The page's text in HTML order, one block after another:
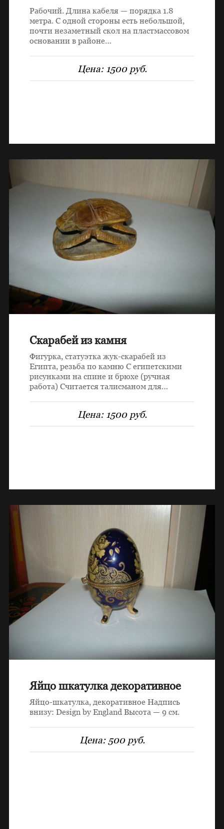
Рабочий. Длина кабеля — порядка 1.8
метра. С одной стороны есть небольшой,
почти незаметный скол на пластмассовом
основании в районе…
Цена: 1500 руб.
Скарабей из камня
Фигурка, статуэтка жук-скарабей из
Египта, резьба по камню С египетскими
рисунками на спине и брюхе (ручная
работа) Считается талисманом для…
Цена: 1500 руб.
Яйцо шкатулка декоративное
Яйцо-шкатулка, декоративное Надпись
внизу: Design by England Высота — 9 см.
Цена: 500 руб.